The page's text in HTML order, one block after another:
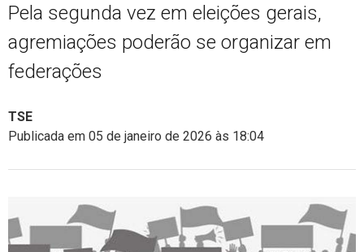
Pela segunda vez em eleições gerais,
agremiações poderão se organizar em
federações
TSE
Publicada em 05 de janeiro de 2026 às 18:04